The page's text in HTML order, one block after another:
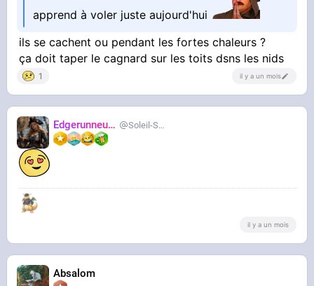
apprend à voler juste aujourd'hui
ils se cachent ou pendant les fortes chaleurs ?
ça doit taper le cagnard sur les toits dsns les nids
1 il y a un mois
Edgerunneuse Soleil-Salee
il y a un mois
Absalom